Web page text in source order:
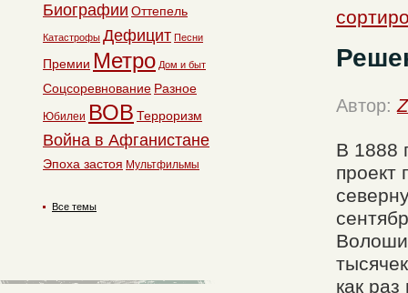
Автор:
В 1888
проект
как
Биографии Оттепель
Катастрофы Дефицит Песни
Премии Метро Дом и быт
Соцсоревнование Разное
Юбилеи ВОВ Терроризм
Война в Афганистане
Эпоха застоя Мультфильмы
Все темы